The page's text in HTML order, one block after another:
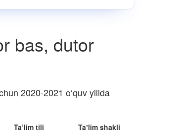
bas, dutor
2020-2021 o‘quv yilida
Taʼlim shakli
Ta’lim tili